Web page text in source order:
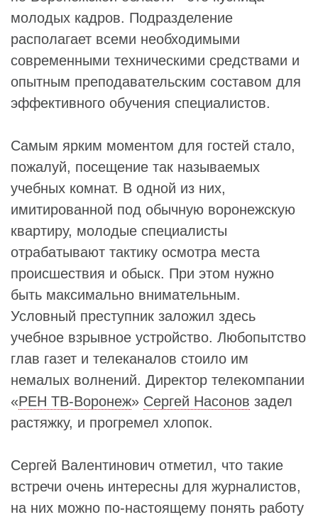
молодых кадров. Подразделение
располагает всеми необходимыми
современными техническими средствами и
опытным преподавательским составом для
эффективного обучения специалистов.
Самым ярким моментом для гостей стало,
пожалуй, посещение так называемых
учебных комнат. В одной из них,
имитированной под обычную воронежскую
квартиру, молодые специалисты
отрабатывают тактику осмотра места
происшествия и обыск. При этом нужно
быть максимально внимательным.
Условный преступник заложил здесь
учебное взрывное устройство. Любопытство
глав газет и телеканалов стоило им
немалых волнений. Директор телекомпании
«РЕН ТВ-Воронеж» Сергей Насонов задел
растяжку, и прогремел хлопок.
Сергей Валентинович отметил, что такие
встречи очень интересны для журналистов,
на них можно по-настоящему понять работу